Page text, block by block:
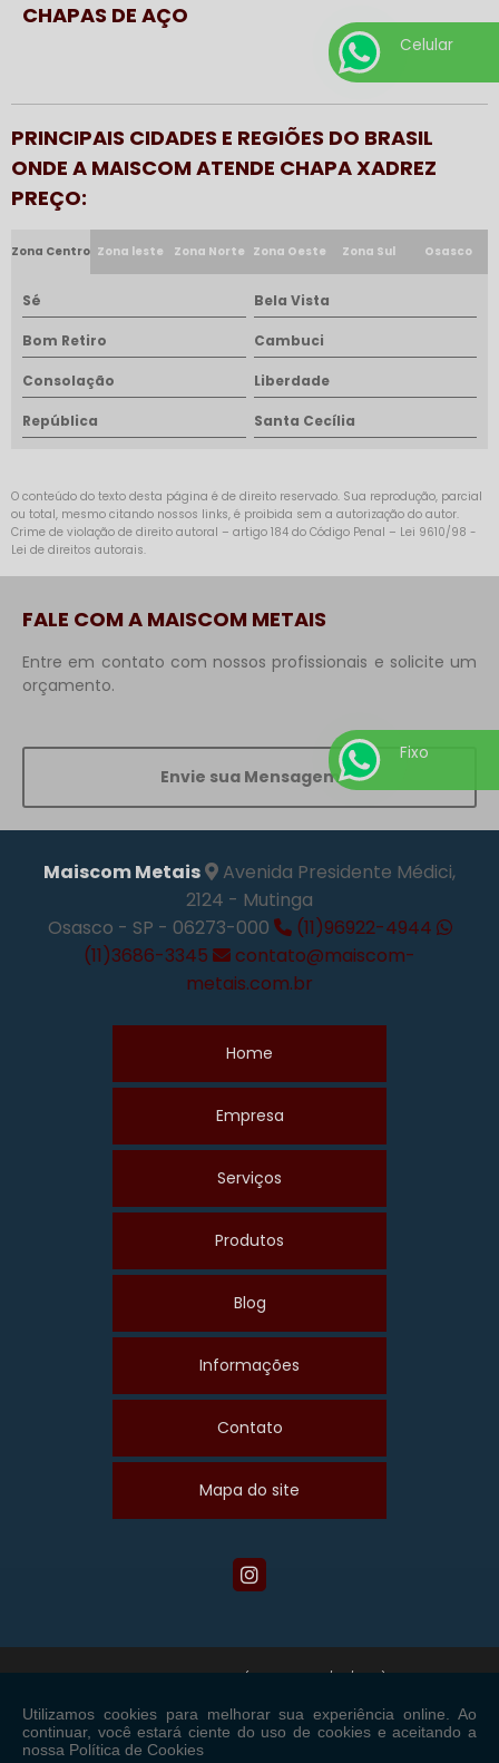
CHAPAS DE AÇO
PRINCIPAIS CIDADES E REGIÕES DO BRASIL
ONDE A MAISCOM ATENDE CHAPA XADREZ
PREÇO:
Zona Centro Zona leste Zona Norte Zona Oeste Zona Sul Osasco
Sé Bela Vista
Bom Retiro Cambuci
Consolação Liberdade
República Santa Cecília
O conteúdo do texto desta página é de direito reservado. Sua reprodução, parcial
ou total, mesmo citando nossos links, é proibida sem a autorização do autor.
Crime de violação de direito autoral – artigo 184 do Código Penal – Lei 9610/98 -
Lei de direitos autorais.
FALE COM A MAISCOM METAIS
Entre em contato com nossos profissionais e solicite um
orçamento.
Envie sua Mensagem
Maiscom Metais
Avenida Presidente Médici,
2124 - Mutinga
Osasco - SP - 06273-000
(11)96922-4944
(11)3686-3345
contato@maiscom-
metais.com.br
Home
Empresa
Serviços
Produtos
Blog
Informações
Contato
Mapa do site
Copyright © Maiscom. (Lei 9610 de 19/02/1998)
W3C
Fixo
Celular